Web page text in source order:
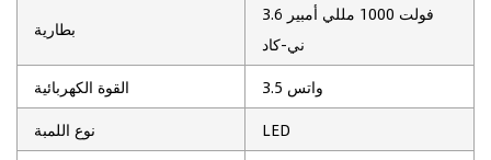
بطارية
3.6 فولت 1000 مللي أمبير
ني-كاد
القوة الكهربائية
3.5 واتس
نوع اللمبة
LED